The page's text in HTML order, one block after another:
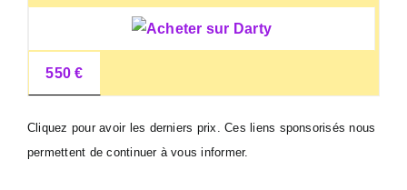
550 €
Cliquez pour avoir les derniers prix. Ces liens sponsorisés nous
permettent de continuer à vous informer.